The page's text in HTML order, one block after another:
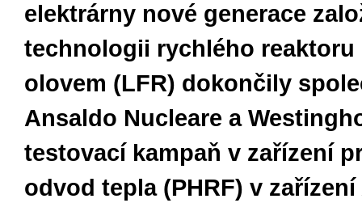
elektrárny nové generace
technologii rychlého reaktoru
olovem (LFR) dokončily
Ansaldo Nucleare a
testovací kampaň v zařízení
odvod tepla (PHRF) v